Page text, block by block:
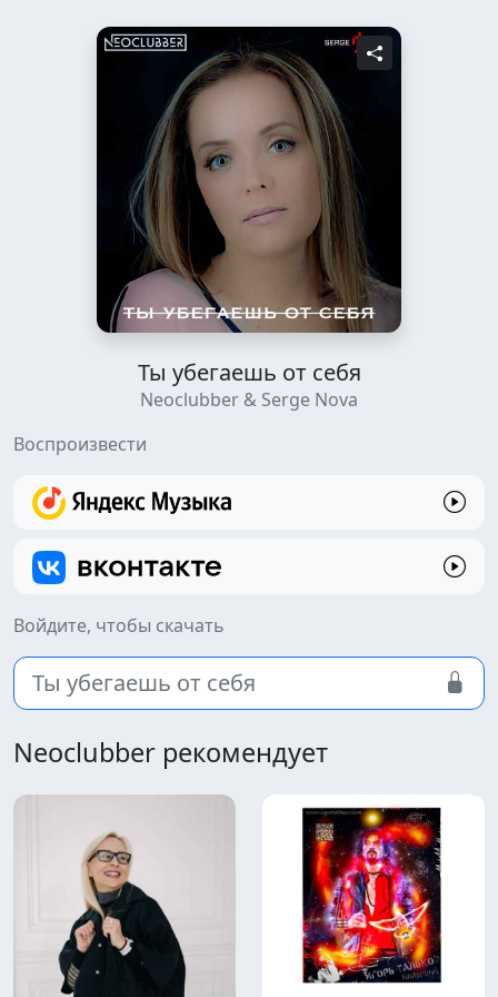
Ты убегаешь от себя
Neoclubber & Serge Nova
Воспроизвести
Войдите, чтобы скачать
Ты убегаешь от себя
Neoclubber рекомендует